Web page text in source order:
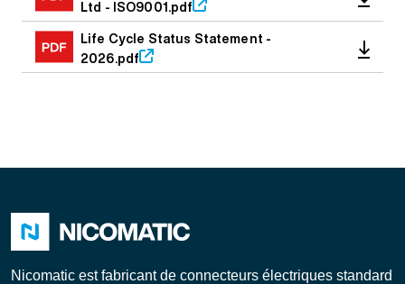
Ltd - ISO9001.pdf
Life Cycle Status Statement -
2026.pdf
Nicomatic est fabricant de connecteurs électriques standard